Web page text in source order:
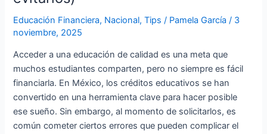
Educación Financiera, Nacional,Tips / Pamela García/ 3
noviembre, 2025
Acceder a una educación de calidad es una meta que
muchos estudiantes comparten, pero no siempre es fácil
financiarla. En México, los créditos educativos se han
convertido en una herramienta clave para hacer posible
ese sueño. Sin embargo, al momento de solicitarlos, es
común cometer ciertos errores que pueden complicar el